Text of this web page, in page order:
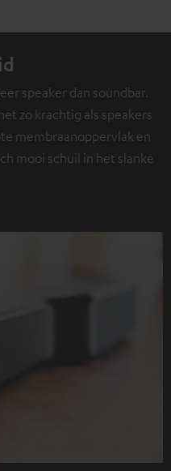
speaker dan soundbar.
zo krachtig als speakers
membraanoppervlak en
mooi schuil in het slanke